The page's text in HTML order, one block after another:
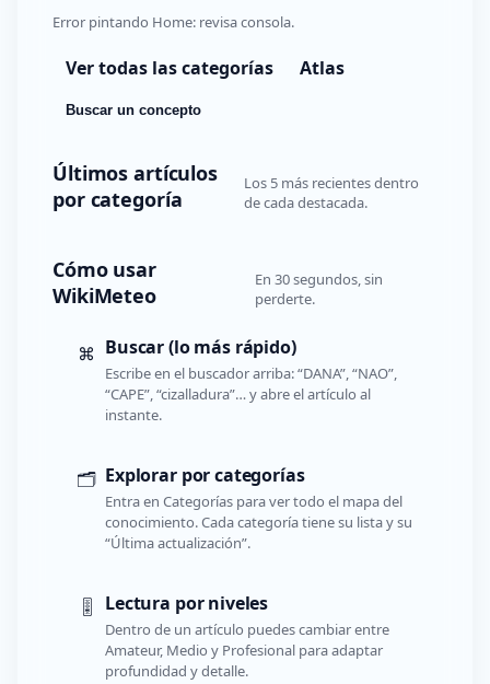
Error pintando Home: revisa consola.
Ver todas las categorías Atlas
Buscar un concepto
Últimos artículos
por categoría
Los 5 más recientes dentro
de cada destacada.
Cómo usar
WikiMeteo
En 30 segundos, sin
perderte.
⌘ Buscar (lo más rápido)
Escribe en el buscador arriba: “DANA”, “NAO”,
“CAPE”, “cizalladura”… y abre el artículo al
instante.
🗂️ Explorar por categorías
Entra en Categorías para ver todo el mapa del
conocimiento. Cada categoría tiene su lista y su
“Última actualización”.
🎚️ Lectura por niveles
Dentro de un artículo puedes cambiar entre
Amateur, Medio y Profesional para adaptar
profundidad y detalle.